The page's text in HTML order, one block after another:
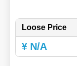
Loose Price
¥ N/A